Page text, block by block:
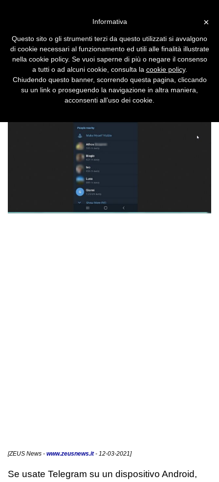
localizzare gli utenti, ma
niente panico
[ZEUS News - www.zeusnews.it- 12-03-2021]
Se usate Telegram su un dispositivo Android,
×
Informativa
Questo sito o gli strumenti terzi da questo utilizzati si avvalgono
di cookie necessari al funzionamento ed utili alle finalità illustrate
nella cookie policy. Se vuoi saperne di più o negare il consenso
a tutti o ad alcuni cookie, consulta la cookie policy.
Chiudendo questo banner, scorrendo questa pagina, cliccando
su un link o proseguendo la navigazione in altra maniera,
acconsenti all’uso dei cookie.